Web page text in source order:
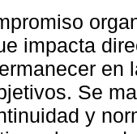
impacta
en
Se
y